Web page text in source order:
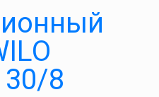
30/8